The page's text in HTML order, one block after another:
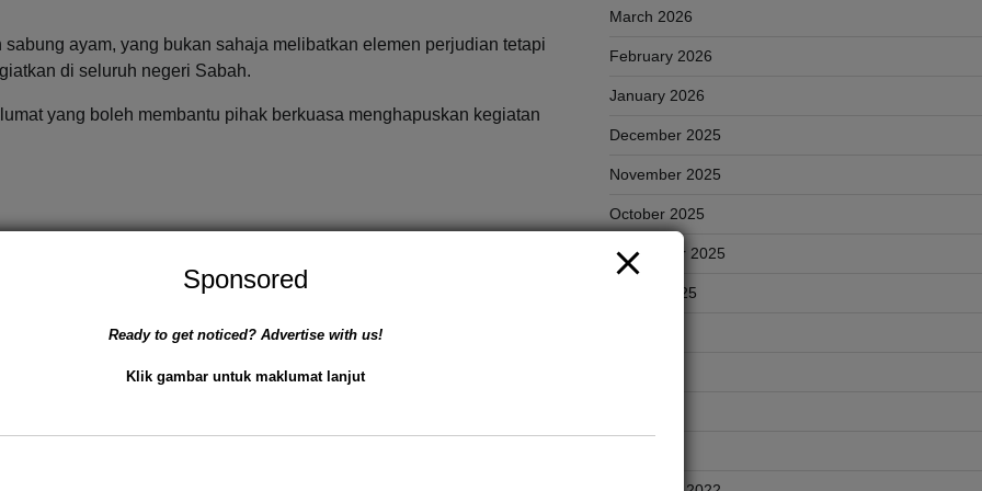
ayam, yang bukan sahaja melibatkan elemen perjudian tetapi
di seluruh negeri Sabah.
yang boleh membantu pihak berkuasa menghapuskan kegiatan
Kepentingan Naratif Sejarah Yang Tercicir
March 2026
February 2026
January 2026
December 2025
November 2025
October 2025
September 2025
August 2025
Sponsored
Ready to get noticed? Advertise with us!
Klik gambar untuk maklumat lanjut